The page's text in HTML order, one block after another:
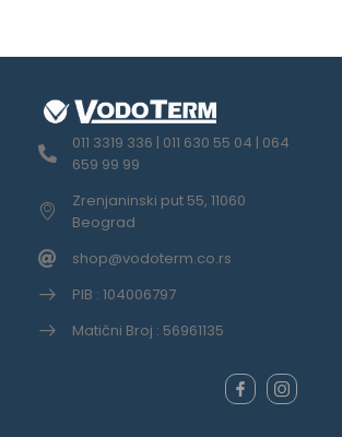
011 3319 336 | 011 630 55 04 | 064
659 99 99
Zrenjaninski put 55, 11060
Beograd
shop@vodoterm.co.rs
PIB : 104006797
Matični Broj : 56961135